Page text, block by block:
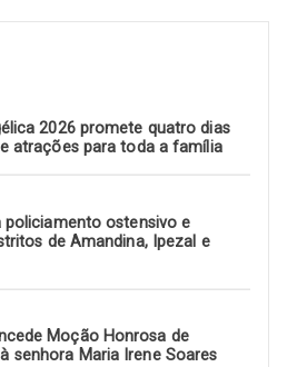
2026 promete quatro dias
atrações para toda a família
policiamento ostensivo e
de Amandina, Ipezal e
Moção Honrosa de
senhora Maria Irene Soares